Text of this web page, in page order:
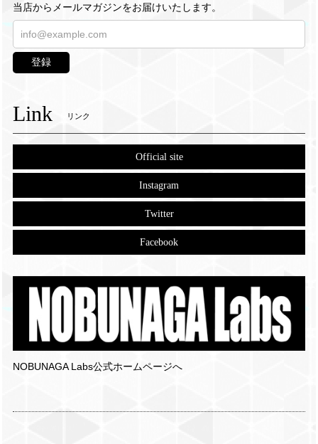
当店からメールマガジンをお届けいたします。
登録
Link リンク
Official site
Instagram
Twitter
Facebook
NOBUNAGA Labs公式ホームページへ